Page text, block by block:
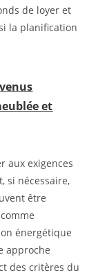
de loyer et
la planification
et
aux exigences
si nécessaire,
être
énergétique
approche
des critères du